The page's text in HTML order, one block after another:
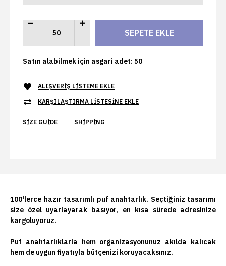
Satın alabilmek için asgari adet: 50
ALIŞVERIŞ LISTEME EKLE
KARŞILAŞTIRMA LISTESINE EKLE
SIZE GUIDE SHIPPING
100'lerce hazır tasarımlı puf anahtarlık. Seçtiğiniz tasarımı
size özel uyarlayarak basıyor, en kısa sürede adresinize
kargoluyoruz.
Puf anahtarlıklarla hem organizasyonunuz akılda kalıcak
hem de uygun fiyatıyla bütçenizi koruyacaksınız.